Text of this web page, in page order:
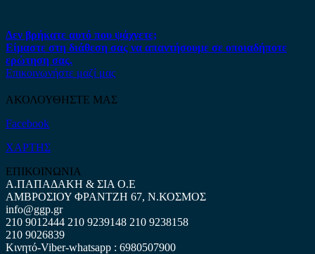
Δεν βρήκατε αυτό που ψάχνετε;
Είμαστε στη διάθεση σας να απαντήσουμε σε οποιαδήποτε
ερώτηση σας.
Επικοινωνήστε μαζί μας
ΑΚΟΛΟΥΘΗΣΤΕ ΜΑΣ
Facebook
ΧΑΡΤΗΣ
ΕΠΙΚΟΙΝΩΝΙΑ
Α.ΠΑΠΑΔΑΚΗ & ΣΙΑ Ο.Ε
ΑΜΒΡΟΣΙΟΥ ΦΡΑΝΤΖΗ 67, Ν.ΚΟΣΜΟΣ
info@ggp.gr
210 9012444 210 9239148 210 9238158
210 9026839
Κινητό-Viber-whatsapp : 6980507900